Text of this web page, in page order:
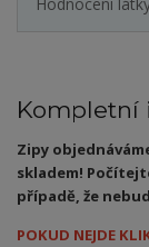
Kompletní
Zipy
skladem!
případě, že
POKUD NEJDE